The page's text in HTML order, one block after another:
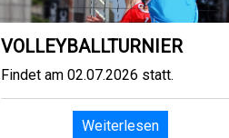
VOLLEYBALLTURNIER
Findet am 02.07.2026 statt.
Weiterlesen